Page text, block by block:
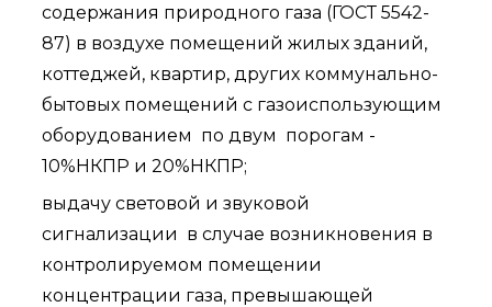
содержания природного газа (ГОСТ 5542-
87) в воздухе помещений жилых зданий,
коттеджей, квартир, других коммунально-
бытовых помещений с газоиспользующим
оборудованием по двум порогам -
10%НКПР и 20%НКПР;
выдачу световой и звуковой
сигнализации в случае возникновения в
контролируемом помещении
концентрации газа, превышающей